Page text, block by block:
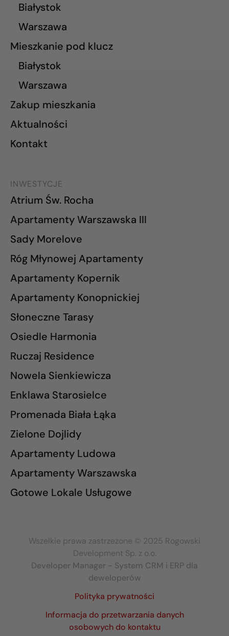
Białystok
Warszawa
Mieszkanie pod klucz
Białystok
Warszawa
Zakup mieszkania
Aktualności
Kontakt
INWESTYCJE
Atrium Św. Rocha
Apartamenty Warszawska III
Sady Morelove
Róg Młynowej Apartamenty
Apartamenty Kopernik
Apartamenty Konopnickiej
Słoneczne Tarasy
Osiedle Harmonia
Ruczaj Residence
Nowela Sienkiewicza
Enklawa Starosielce
Promenada Biała Łąka
Zielone Dojlidy
Apartamenty Ludowa
Apartamenty Warszawska
Gotowe Lokale Usługowe
Wszelkie prawa zastrzeżone © 2025 Rogowski
Development Sp. z o.o.
Developer Manager - System CRM i ERP dla
deweloperów
Polityka prywatności
Informacja do przetwarzania danych
osobowych do kontaktu